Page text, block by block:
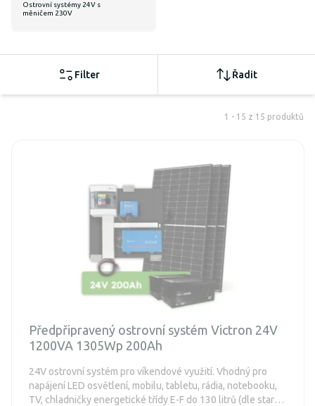
Ostrovní systémy 24V s
měničem 230V
Filter Řadit
1 - 15 z 15 produktů
Předpřipravený ostrovní systém Victron 24V
1200VA 1305Wp 200Ah
24V ostrovní systém pro víkendové využití. Vhodný pro
napájení LED osvětlení, mobilu, tabletu, rádia, notebooku,
TV, chladničky energetické třídy E-F do 130 litrů (dle staré